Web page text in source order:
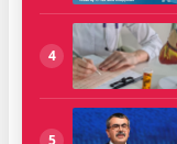
4
5